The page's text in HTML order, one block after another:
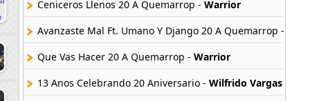
Ceniceros Llenos 20 A Quemarrop - Warrior
Avanzaste Mal Ft. Umano Y Django 20 A Quemarrop -
Que Vas Hacer 20 A Quemarrop - Warrior
13 Anos Celebrando 20 Aniversario - Wilfrido Vargas